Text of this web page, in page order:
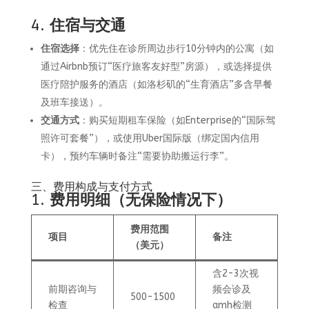
4.住宿与交通
住宿选择：优先住在诊所周边步行10分钟内的公寓（如
通过Airbnb预订“医疗旅客友好型”房源），或选择提供
医疗陪护服务的酒店（如洛杉矶的“生育酒店”多含早餐
及班车接送）。
交通方式：购买短期租车保险（如Enterprise的“国际驾
照许可套餐”），或使用Uber国际版（绑定国内信用
卡），预约车辆时备注“需要协助搬运行李”。
三、费用构成与支付方式
1. 费用明细（无保险情况下）
项目
费用范围
（美元）
备注
前期咨询与
检查
500-1500
含2-3次视
频会诊及
amh检测